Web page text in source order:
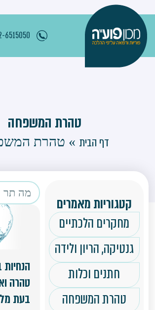
6515050
טהרת המשפחה
דף הבית » טהרת
קטגוריות מאמרים
מחקרים הלכתיים
גנטיקה, הריון ולידה
חתנים וכלות
טהרת המשפחה
הנחיות
טהרה
בעת